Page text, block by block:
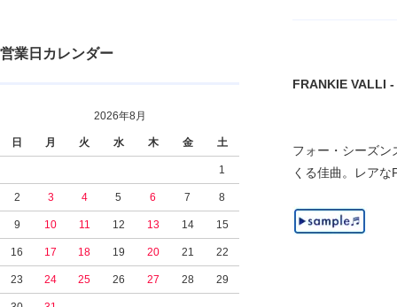
営業日カレンダー
2026年8月
日 月 火 水 木 金 土
1
2 3 4 5 6 7 8
9 10 11 12 13 14 15
16 17 18 19 20 21 22
23 24 25 26 27 28 29
FRANKIE VALLI
フォー・シーズ
くる佳曲。レアな